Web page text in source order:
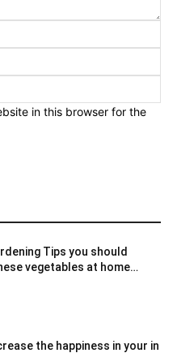
in this browser for the
Tips you should
vegetables at home…
the happiness in your in